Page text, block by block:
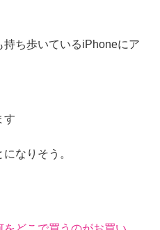
ち歩いているiPhoneにア
す
なりそう。